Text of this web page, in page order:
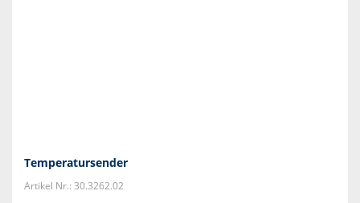
Temperatursender
Artikel Nr.: 30.3262.02